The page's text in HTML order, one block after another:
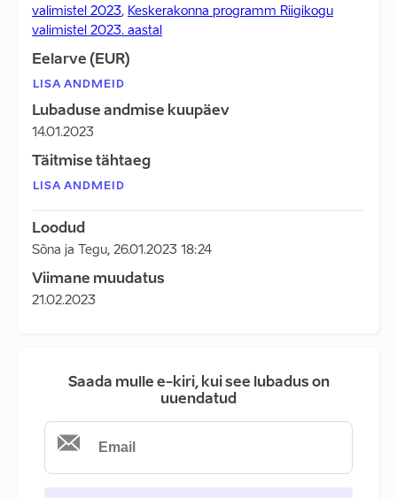
valimistel 2023, Keskerakonna programm Riigikogu
valimistel 2023. aastal
Eelarve (EUR)
LISA ANDMEID
Lubaduse andmise kuupäev
14.01.2023
Täitmise tähtaeg
LISA ANDMEID
Loodud
Sõna ja Tegu, 26.01.2023 18:24
Viimane muudatus
21.02.2023
Saada mulle e-kiri, kui see lubadus on
uuendatud